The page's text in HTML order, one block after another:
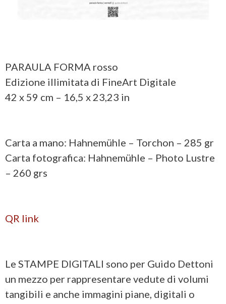
PARAULA FORMA rosso
Edizione illimitata di FineArt Digitale
42 x 59 cm – 16,5 x 23,23 in
Carta a mano: Hahnemühle – Torchon – 285 gr
Carta fotografica: Hahnemühle – Photo Lustre
– 260 grs
QR link
Le STAMPE DIGITALI sono per Guido Dettoni
un mezzo per rappresentare vedute di volumi
tangibili e anche immagini piane, digitali o